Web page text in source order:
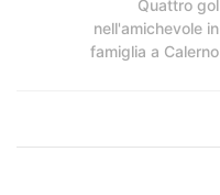
Quattro gol
nell'amichevole in
famiglia a Calerno